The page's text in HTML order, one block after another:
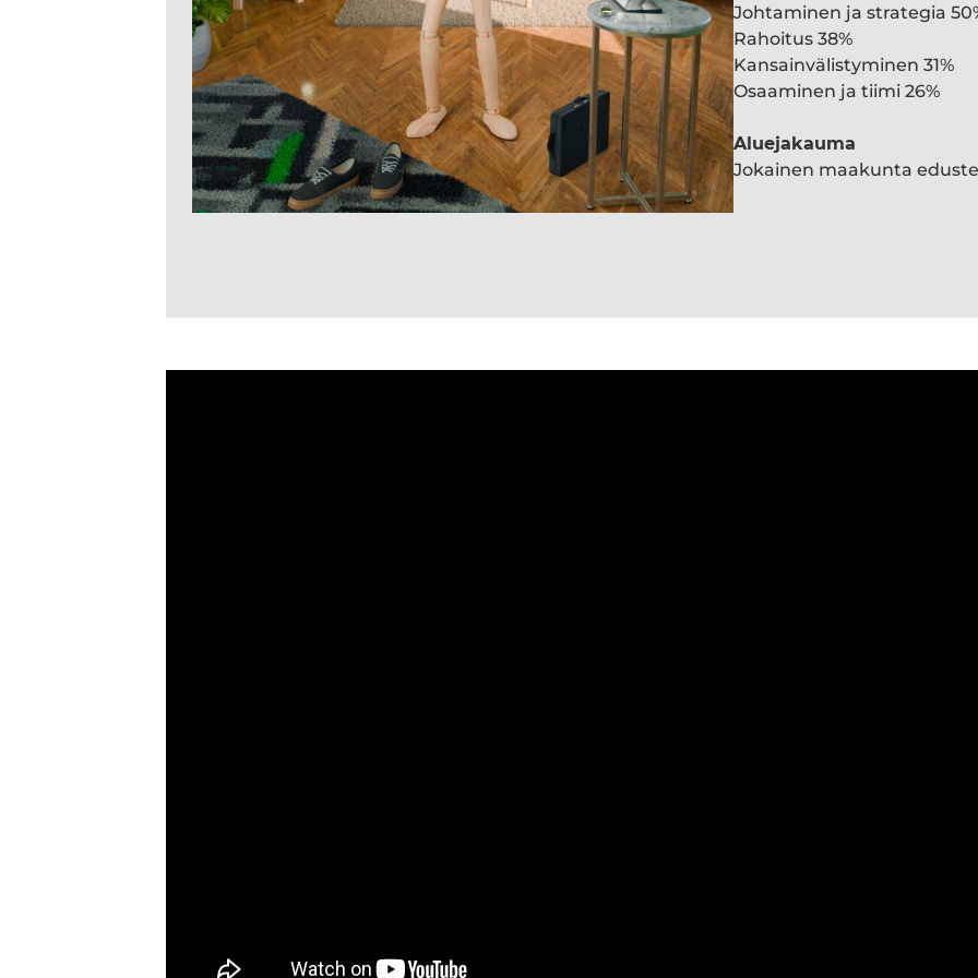
Johtaminen ja strategia
Rahoitus 38%
Kansainvälistyminen 31%
Osaaminen ja tiimi 26%
Aluejakauma
Jokainen maakunta